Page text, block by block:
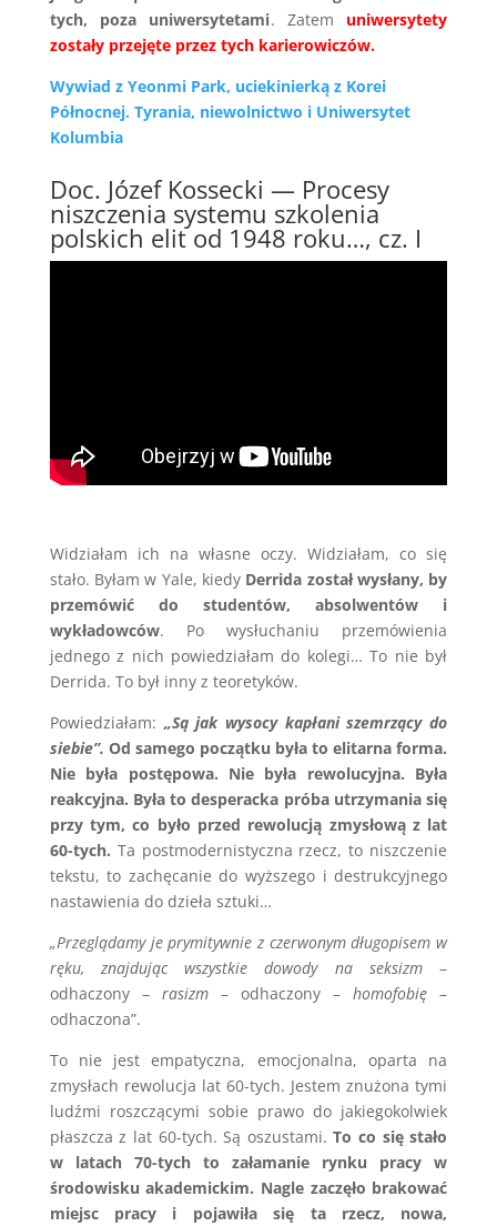
tych, poza uniwersytetami. Zatem uniwersytety
zostały przejęte przez tych karierowiczów.
Wywiad z Yeonmi Park, uciekinierką z Korei
Północnej. Tyrania, niewolnictwo i Uniwersytet
Kolumbia
Doc. Józef Kossecki — Procesy
niszczenia systemu szkolenia
polskich elit od 1948 roku…, cz. I
Widziałam ich na własne oczy. Widziałam, co się
stało. Byłam w Yale, kiedy Derrida został wysłany, by
przemówić do studentów, absolwentów i
wykładowców. Po wysłuchaniu przemówienia
jednego z nich powiedziałam do kolegi… To nie był
Derrida. To był inny z teoretyków.
Powiedziałam: „Są jak wysocy kapłani szemrzący do
siebie”. Od samego początku była to elitarna forma.
Nie była postępowa. Nie była rewolucyjna. Była
reakcyjna. Była to desperacka próba utrzymania się
przy tym, co było przed rewolucją zmysłową z lat
60-tych. Ta postmodernistyczna rzecz, to niszczenie
tekstu, to zachęcanie do wyższego i destrukcyjnego
nastawienia do dzieła sztuki…
„Przeglądamy je prymitywnie z czerwonym długopisem w
ręku, znajdując wszystkie dowody na seksizm–
odhaczony – rasizm– odhaczony –homofobię –
odhaczona”.
To nie jest empatyczna, emocjonalna, oparta na
zmysłach rewolucja lat 60-tych. Jestem znużona tymi
ludźmi roszczącymi sobie prawo do jakiegokolwiek
płaszcza z lat 60-tych. Są oszustami.To co się stało
w latach 70-tych to załamanie rynku pracy w
środowisku akademickim. Nagle zaczęło brakować
miejsc pracy i pojawiła się ta rzecz, nowa,